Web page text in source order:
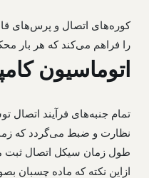
صفحه گیربکس لودر چینی
صفحه گیربکس میتسوبیشی
صفحه گیربکس ماشین های نظامی
صفحه گیربکس برنزی زداف
لنت ترمز الکتروموتور
لنت ورق
لنت کفشکی
باند ترمز گیربکس
کوره‌های اتصال و پرس‌های
را فراهم می‌کند که هر بار
اتوماسیون
تمام جنبه‌های فرآیند اتصال
نظارت و ضبط می‌گردد که
طول زمان سیکل اتصال ثبت
ازاین نکته که ماده چسبان